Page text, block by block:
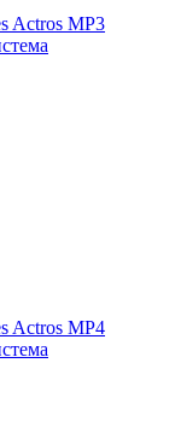
Actros MP3
Actros MP4